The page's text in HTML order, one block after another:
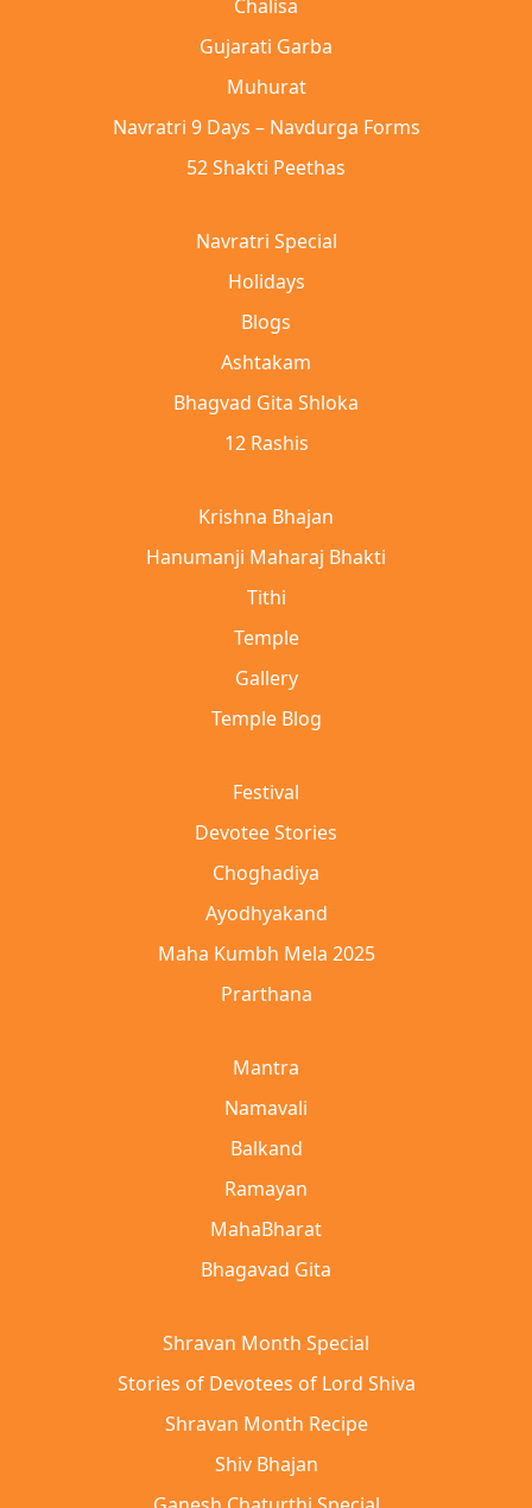
Chalisa
Gujarati Garba
Muhurat
Navratri 9 Days – Navdurga Forms
52 Shakti Peethas
Navratri Special
Holidays
Blogs
Ashtakam
Bhagvad Gita Shloka
12 Rashis
Krishna Bhajan
Hanumanji Maharaj Bhakti
Tithi
Temple
Gallery
Temple Blog
Festival
Devotee Stories
Choghadiya
Ayodhyakand
Maha Kumbh Mela 2025
Prarthana
Mantra
Namavali
Balkand
Ramayan
MahaBharat
Bhagavad Gita
Shravan Month Special
Stories of Devotees of Lord Shiva
Shravan Month Recipe
Shiv Bhajan